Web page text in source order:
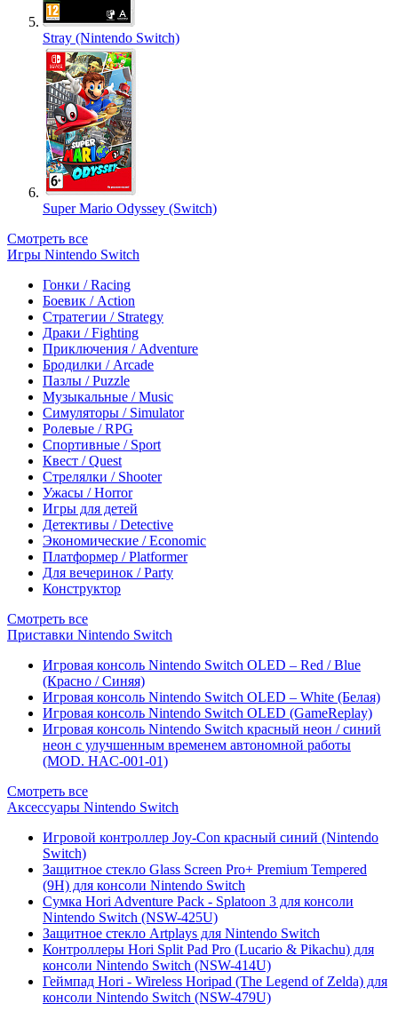
Stray (Nintendo Switch)
Super Mario Odyssey (Switch)
Смотреть все
Игры Nintendo Switch
Гонки / Racing
Боевик / Action
Стратегии / Strategy
Драки / Fighting
Приключения / Adventure
Бродилки / Arcade
Пазлы / Puzzle
Музыкальные / Music
Симуляторы / Simulator
Ролевые / RPG
Спортивные / Sport
Квест / Quest
Стрелялки / Shooter
Ужасы / Horror
Игры для детей
Детективы / Detective
Экономические / Economic
Платформер / Platformer
Для вечеринок / Party
Конструктор
Смотреть все
Приставки Nintendo Switch
Игровая консоль Nintendo Switch OLED – Red / Blue
(Красно / Синяя)
Игровая консоль Nintendo Switch OLED – White (Белая)
Игровая консоль Nintendo Switch OLED (GameReplay)
Игровая консоль Nintendo Switch красный неон / синий
неон с улучшенным временем автономной работы
(MOD. HAC-001-01)
Смотреть все
Аксессуары Nintendo Switch
Игровой контроллер Joy-Con красный синий (Nintendo
Switch)
Защитное стекло Glass Screen Pro+ Premium Tempered
(9H) для консоли Nintendo Switch
Сумка Hori Adventure Pack - Splatoon 3 для консоли
Nintendo Switch (NSW-425U)
Защитное стекло Artplays для Nintendo Switch
Контроллеры Hori Split Pad Pro (Lucario & Pikachu) для
консоли Nintendo Switch (NSW-414U)
Геймпад Hori - Wireless Horipad (The Legend of Zelda) для
консоли Nintendo Switch (NSW-479U)